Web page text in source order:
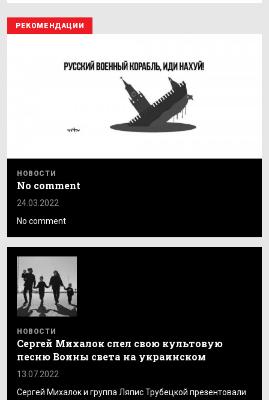
РЕКОМЕНДАЦИИ
НОВОСТИ
No comment
24.03.2022
No comment
НОВОСТИ
Сергей Михалок спел свою культовую
песню Воины света на украинском
13.07.2022
Сергей Михалок и группа Ляпис Трубецкой презентовали